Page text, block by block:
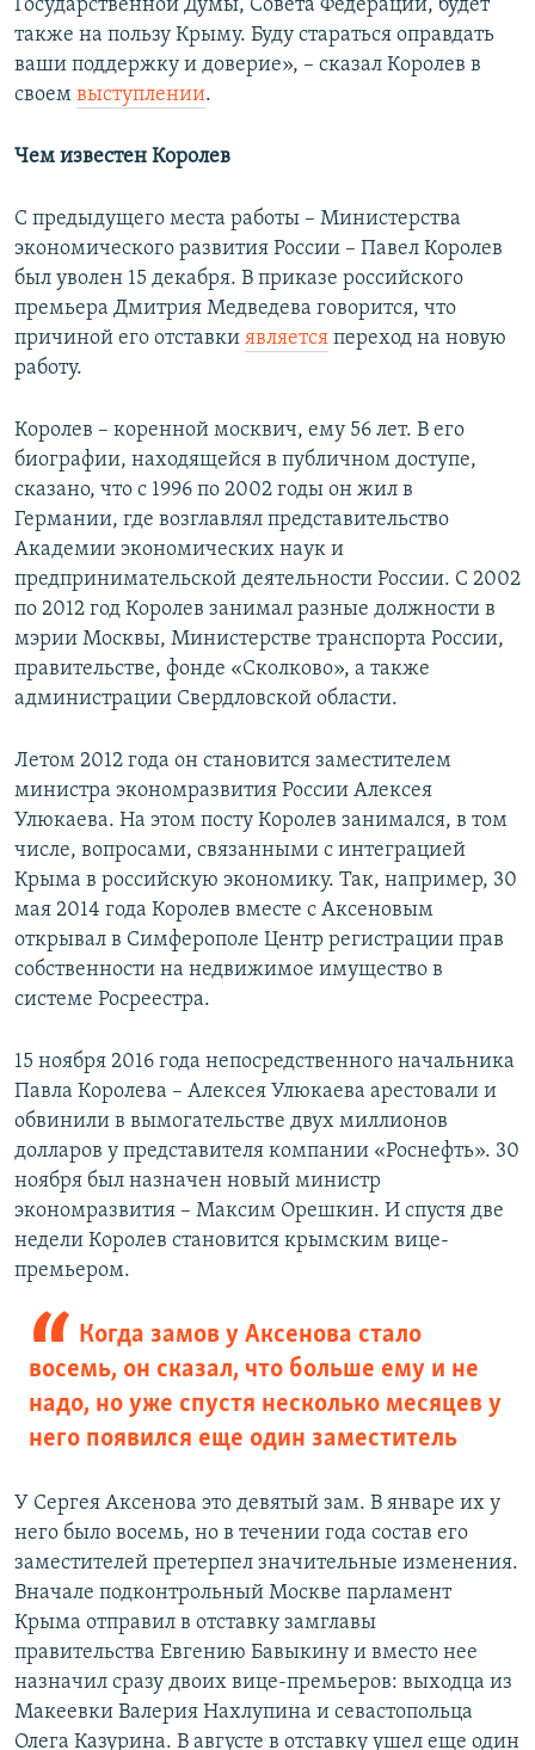
Государственной Думы, Совета Федерации, будет
также на пользу Крыму. Буду стараться оправдать
ваши поддержку и доверие», – сказал Королев в
своем выступлении.
Чем известен Королев
С предыдущего места работы – Министерства
экономического развития России – Павел Королев
был уволен 15 декабря. В приказе российского
премьера Дмитрия Медведева говорится, что
причиной его отставки является переход на новую
работу.
Королев – коренной москвич, ему 56 лет. В его
биографии, находящейся в публичном доступе,
сказано, что с 1996 по 2002 годы он жил в
Германии, где возглавлял представительство
Академии экономических наук и
предпринимательской деятельности России. С 2002
по 2012 год Королев занимал разные должности в
мэрии Москвы, Министерстве транспорта России,
правительстве, фонде «Сколково», а также
администрации Свердловской области.
Летом 2012 года он становится заместителем
министра экономразвития России Алексея
Улюкаева. На этом посту Королев занимался, в том
числе, вопросами, связанными с интеграцией
Крыма в российскую экономику. Так, например, 30
мая 2014 года Королев вместе с Аксеновым
открывал в Симферополе Центр регистрации прав
собственности на недвижимое имущество в
системе Росреестра.
15 ноября 2016 года непосредственного начальника
Павла Королева – Алексея Улюкаева арестовали и
обвинили в вымогательстве двух миллионов
долларов у представителя компании «Роснефть». 30
ноября был назначен новый министр
экономразвития – Максим Орешкин. И спустя две
недели Королев становится крымским вице-
премьером.
Когда замов у Аксенова стало
восемь, он сказал, что больше ему и не
надо, но уже спустя несколько месяцев у
него появился еще один заместитель
У Сергея Аксенова это девятый зам. В январе их у
него было восемь, но в течении года состав его
заместителей претерпел значительные изменения.
Вначале подконтрольный Москве парламент
Крыма отправил в отставку замглавы
правительства Евгению Бавыкину и вместо нее
назначил сразу двоих вице-премьеров: выходца из
Макеевки Валерия Нахлупина и севастопольца
Олега Казурина. В августе в отставку ушел еще один